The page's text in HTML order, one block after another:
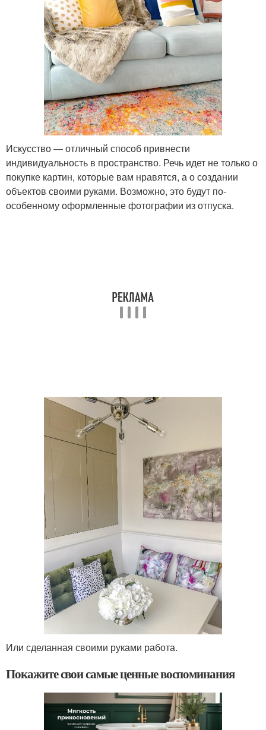
Искусство — отличный способ привнести
индивидуальность в пространство. Речь идет не только о
покупке картин, которые вам нравятся, а о создании
объектов своими руками. Возможно, это будут по-
особенному оформленные фотографии из отпуска.
Или сделанная своими руками работа.
Покажите свои самые ценные воспоминания